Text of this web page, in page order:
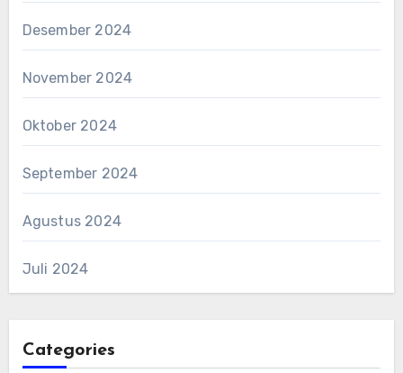
Desember 2024
November 2024
Oktober 2024
September 2024
Agustus 2024
Juli 2024
Categories